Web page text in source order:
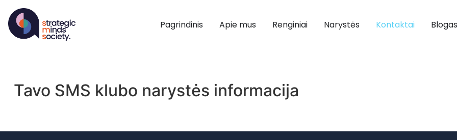
Pagrindinis Apie mus Renginiai Narystės Kontaktai Blogas
Tavo SMS klubo narystės informacija